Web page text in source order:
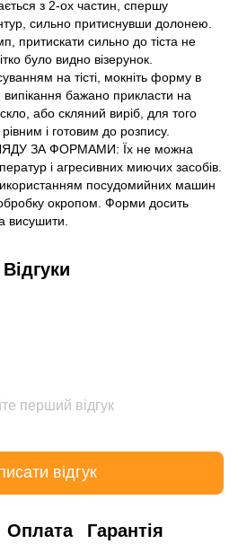
з 2-ох частин, спершу
сильно притиснувши долонею.
притискати сильно до тіста не
було видно візерунок.
на тісті, мокніть форму в
бажано прикласти на
або скляний виріб, для того
і готовим до розпису.
ЗА ФОРМАМИ: Їх не можна
і агресивних миючих засобів.
посудомийних машин
окропом. Форми досить
висушити.
Відгуки
перший відгук
відгук
Оплата Гарантія